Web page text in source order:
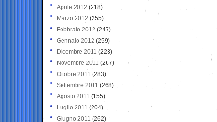
Aprile 2012 (218)
Marzo 2012 (255)
Febbraio 2012 (247)
Gennaio 2012 (259)
Dicembre 2011 (223)
Novembre 2011 (267)
Ottobre 2011 (283)
Settembre 2011 (268)
Agosto 2011 (155)
Luglio 2011 (204)
Giugno 2011 (262)